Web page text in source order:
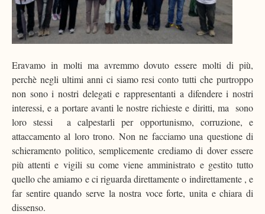
Eravamo in molti ma avremmo dovuto essere molti di più,
perchè negli ultimi anni ci siamo resi conto tutti che purtroppo
non sono i nostri delegati e rappresentanti a difendere i nostri
interessi, e a portare avanti le nostre richieste e diritti, ma sono
loro stessi a calpestarli per opportunismo, corruzione, e
attaccamento al loro trono. Non ne facciamo una questione di
schieramento politico, semplicemente crediamo di dover essere
più attenti e vigili su come viene amministrato e gestito tutto
quello che amiamo e ci riguarda direttamente o indirettamente , e
far sentire quando serve la nostra voce forte, unita e chiara di
dissenso.